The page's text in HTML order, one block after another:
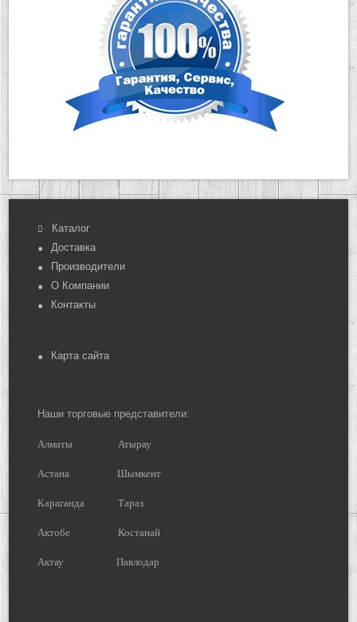
Каталог
Доставка
Производители
О Компании
Контакты
Карта сайта
Наши торговые представители:
Алматы Атырау
Астана Шымкент
Караганда Тараз
Актобе Костанай
Актау Павлодар